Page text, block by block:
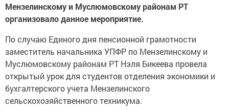
Мензелинскому и Муслюмовскому районам РТ
организовало данное мероприятие.
По случаю Единого дня пенсионной грамотности
заместитель начальника УПФР по Мензелинскому и
Муслюмовскому районам РТ Нэля Бикеева провела
открытый урок для студентов отделения экономики и
бухгалтерского учета Мензелинского
сельскохозяйственного техникума.